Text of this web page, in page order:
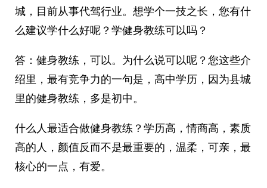
城，目前从事代驾行业。想学个一技之长，您有什
么建议学什么好呢？学健身教练可以吗？
答：健身教练，可以。为什么说可以呢？您这些介
绍里，最有竞争力的一句是，高中学历，因为县城
里的健身教练，多是初中。
什么人最适合做健身教练？学历高，情商高，素质
高的人，颜值反而不是最重要的，温柔，可亲，最
核心的一点，有爱。